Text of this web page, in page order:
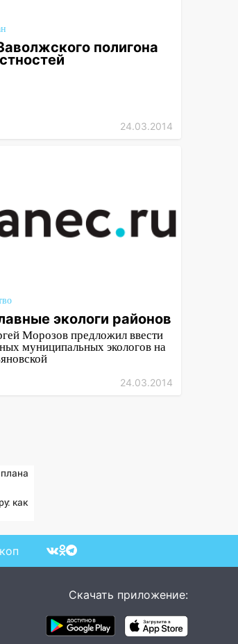
полигона
24.03.2014
экологи районов
Морозов предложил ввести
муниципальных экологов на
24.03.2014
как
Скачать приложение: